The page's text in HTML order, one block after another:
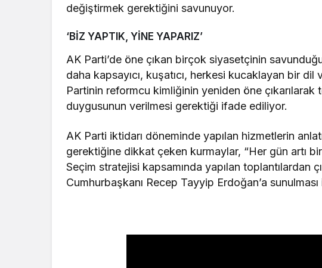
değiştirmek gerektiğini savunuyor.
‘BİZ YAPTIK, YİNE YAPARIZ’
AK Parti’de öne çıkan birçok siyasetçinin
daha kapsayıcı, kuşatıcı, herkesi kucaklayan bir
Partinin reformcu kimliğinin yeniden öne çıkarılarak
duygusunun verilmesi gerektiği ifade ediliyor.
AK Parti iktidarı döneminde yapılan hizmetlerin
gerektiğine dikkat çeken kurmaylar, “Her gün artı
Seçim stratejisi kapsamında yapılan toplantılardan
Cumhurbaşkanı Recep Tayyip Erdoğan’a sunulması